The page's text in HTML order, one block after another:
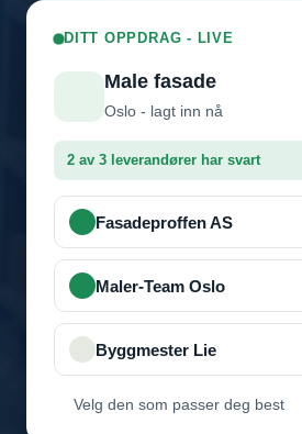
DITT OPPDRAG - LIVE
Male fasade
Oslo - lagt inn nå
2 av 3 leverandører har svart
Velg den som passer deg best